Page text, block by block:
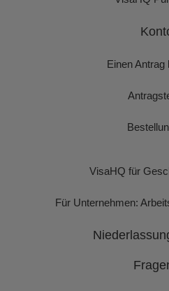
Einen Antrag
VisaHQ für
Für Unternehmen: